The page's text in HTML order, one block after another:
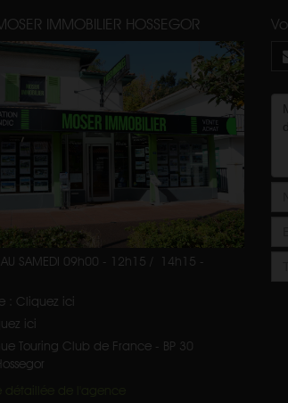
IMMOBILIER HOSSEGOR
AU SAMEDI 09h00 - 12h15 / 14h15 -
: Cliquez ici
ici
Touring Club de France - BP 30